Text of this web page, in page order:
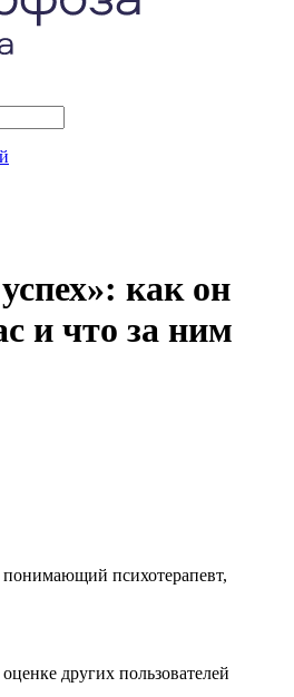
как он
и что за ним
понимающий психотерапевт,
других пользователей